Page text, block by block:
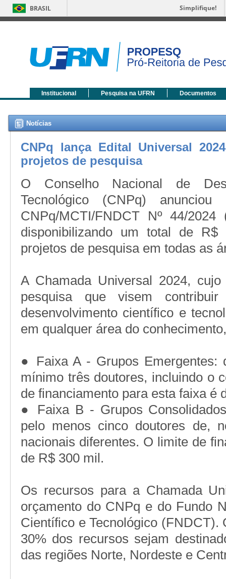
BRASIL Simplifique!
Institucional Pesquisa na UFRN Documentos
Notícias
CNPq lança Edital Universal
projetos de pesquisa
O Conselho Nacional de
Tecnológico (CNPq)
CNPq/MCTI/FNDCT Nº 44/
disponibilizando um total de
projetos de pesquisa em todas as
A Chamada Universal 2024,
pesquisa que visem
desenvolvimento científico e
em qualquer área do
● Faixa A - Grupos Emergentes:
mínimo três doutores, incluindo o
de financiamento para esta faixa é
● Faixa B - Grupos
pelo menos cinco doutores de,
nacionais diferentes. O limite de
de R$ 300 mil.
Os recursos para a Chamada
orçamento do CNPq e do Fundo
Científico e Tecnológico (FNDCT).
30% dos recursos sejam
das regiões Norte, Nordeste e